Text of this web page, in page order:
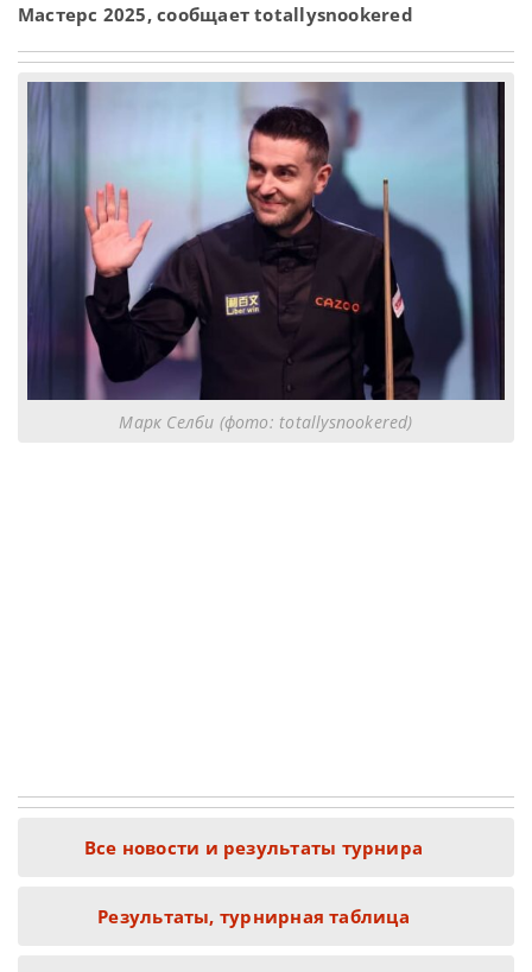
Мастерс 2025, сообщает totallysnookered
Марк Селби (фото: totallysnookered)
Все новости и результаты турнира
Результаты, турнирная таблица